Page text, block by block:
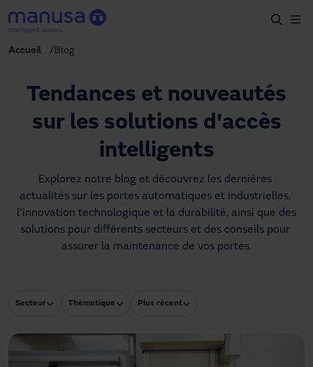
Aller au contenu principal
Produits et secteurs
Services
Projets
Blog
À propos de nous
Accueil Blog
Tendances et nouveautés
sur les solutions d'accès
intelligents
Explorez notre blog et découvrez les dernières
actualités sur les portes automatiques et industrielles,
l'innovation technologique et la durabilité, ainsi que des
solutions pour différents secteurs et des conseils pour
assurer la maintenance de vos portes.
Secteur Thématique Plus récent